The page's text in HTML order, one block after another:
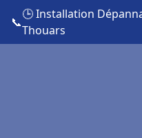
📞
🕒 Installation
Thouars